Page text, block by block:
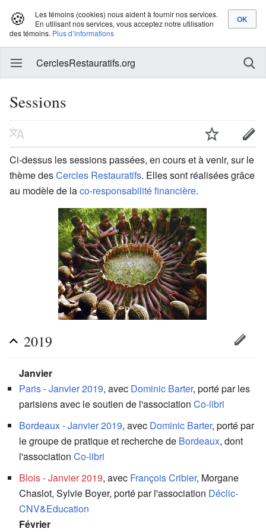
🍪
Les témoins (cookies) nous aident à fournir nos services.
En utilisant nos services, vous acceptez notre utilisation
des témoins. Plus d’informations
CerclesRestauratifs.org
Sessions
Ci-dessus les sessions passées, en cours et à venir, sur le
thème desCercles Restauratifs. Elles sont réalisées grâce
au modèle de laco-responsabilité financière.
2019
Janvier
Paris - Janvier 2019, avec Dominic Barter, porté par les
parisiens avec le soutien de l'association Co-libri
Bordeaux - Janvier 2019, avec Dominic Barter, porté par
le groupe de pratique et recherche de Bordeaux, dont
l'association Co-libri
Blois - Janvier 2019, avec François Cribier, Morgane
Chaslot, Sylvie Boyer, porté par l'association Déclic-
CNV&Education
Février